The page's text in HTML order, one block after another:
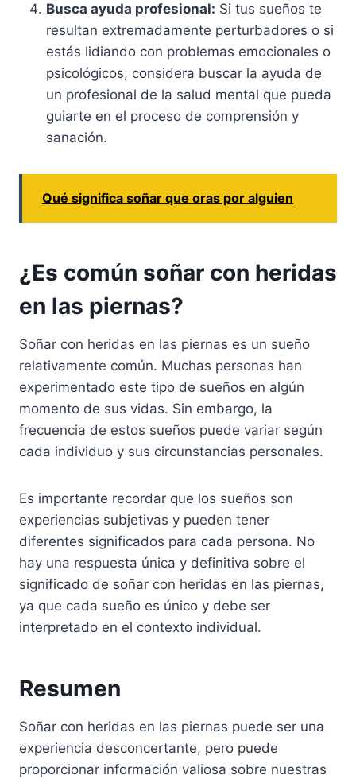
Busca ayuda profesional: Si tus sueños te
resultan extremadamente perturbadores o si
estás lidiando con problemas emocionales o
psicológicos, considera buscar la ayuda de
un profesional de la salud mental que pueda
guiarte en el proceso de comprensión y
sanación.
Qué significa soñar que oras por alguien
¿Es común soñar con heridas
en las piernas?
Soñar con heridas en las piernas es un sueño
relativamente común. Muchas personas han
experimentado este tipo de sueños en algún
momento de sus vidas. Sin embargo, la
frecuencia de estos sueños puede variar según
cada individuo y sus circunstancias personales.
Es importante recordar que los sueños son
experiencias subjetivas y pueden tener
diferentes significados para cada persona. No
hay una respuesta única y definitiva sobre el
significado de soñar con heridas en las piernas,
ya que cada sueño es único y debe ser
interpretado en el contexto individual.
Resumen
Soñar con heridas en las piernas puede ser una
experiencia desconcertante, pero puede
proporcionar información valiosa sobre nuestras